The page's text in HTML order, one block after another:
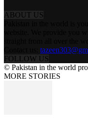
ABOUT US
FOLLOW US
© Pakistan in the world
MORE STORIES